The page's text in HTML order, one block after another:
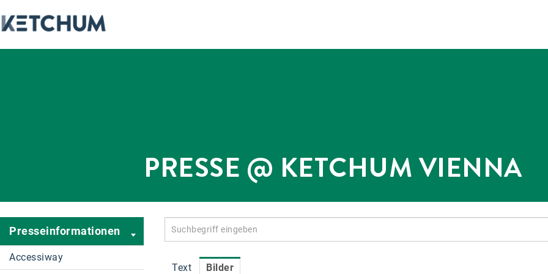
PRESSE @ KETCHUM VIENNA
Presseinformationen
Accessiway
Text
Bilder